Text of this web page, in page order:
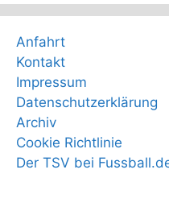
Anfahrt
Kontakt
Impressum
Datenschutzerklärung
Archiv
Cookie Richtlinie
Der TSV bei